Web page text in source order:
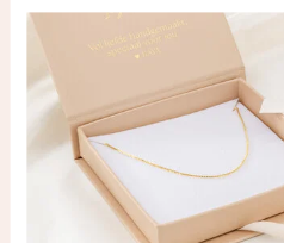
Producten
Alle producten
Nieuwe producten